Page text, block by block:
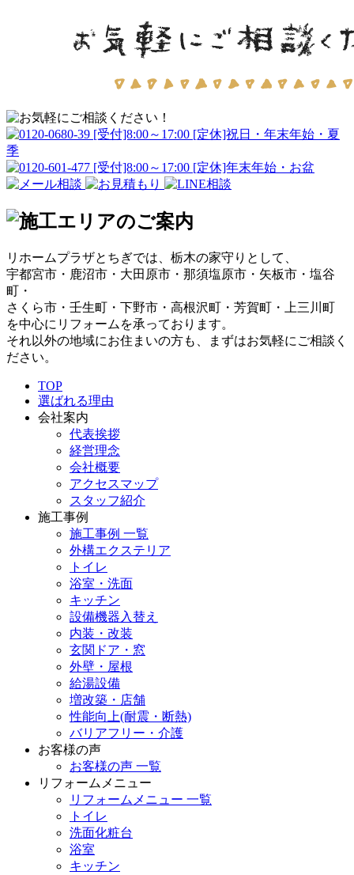
リホームプラザとちぎでは、栃木の家守りとして、
宇都宮市・鹿沼市・大田原市・那須塩原市・矢板市・塩谷
町・
さくら市・壬生町・下野市・高根沢町・芳賀町・上三川町
を中心にリフォームを承っております。
それ以外の地域にお住まいの方も、まずはお気軽にご相談く
ださい。
TOP
選ばれる理由
会社案内
代表挨拶
経営理念
会社概要
アクセスマップ
スタッフ紹介
施工事例
施工事例 一覧
外構エクステリア
トイレ
浴室・洗面
キッチン
設備機器入替え
内装・改装
玄関ドア・窓
外壁・屋根
給湯設備
増改築・店舗
性能向上(耐震・断熱)
バリアフリー・介護
お客様の声
お客様の声 一覧
リフォームメニュー
リフォームメニュー 一覧
トイレ
洗面化粧台
浴室
キッチン